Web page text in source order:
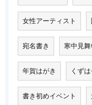
女性アーティスト
宛名書き 寒中見舞
年賀はがき くず
書き初めイベント